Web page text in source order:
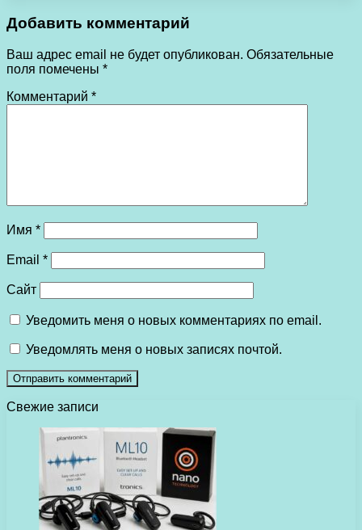
Добавить комментарий
Ваш адрес email не будет опубликован. Обязательные
поля помечены *
Комментарий *
Имя *
Email *
Сайт
Уведомить меня о новых комментариях по email.
Уведомлять меня о новых записях почтой.
Свежие записи